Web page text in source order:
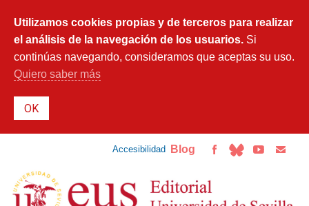
contenido
principal
Utilizamos cookies propias y de terceros para realizar
el análisis de la navegación de los usuarios. Si
continúas navegando, consideramos que aceptas su uso.
Quiero saber más
Accesibilidad Blog